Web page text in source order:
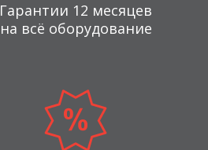
Гарантии 12 месяцев
на всё оборудование